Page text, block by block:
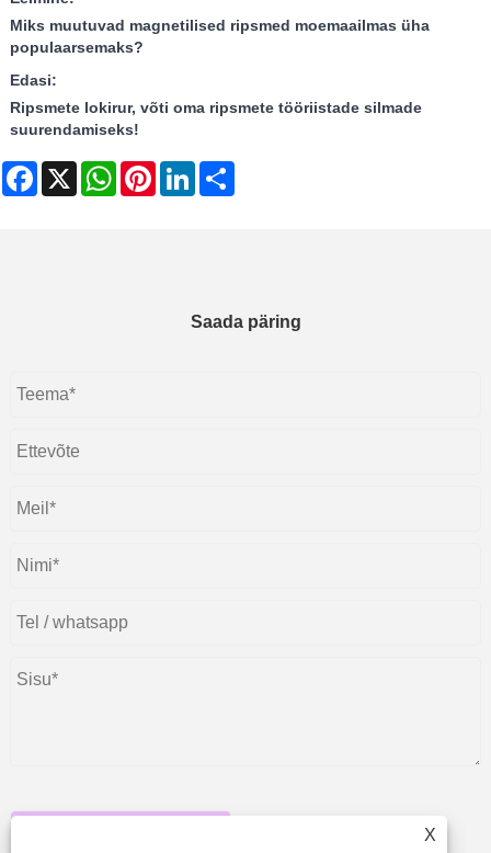
Miks muutuvad magnetilised ripsmed moemaailmas üha
populaarsemaks?
Edasi:
Ripsmete lokirur, võti oma ripsmete tööriistade silmade
suurendamiseks!
Facebook
X WhatsAppPinterestLinkedIn
Saada päring
X